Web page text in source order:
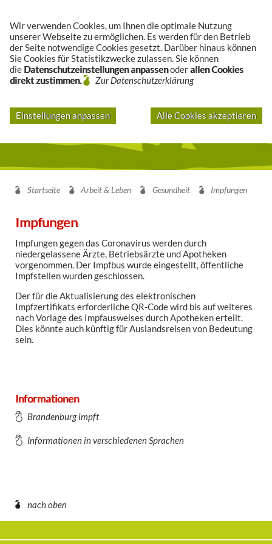
Wir verwenden Cookies, um Ihnen die optimale Nutzung
unserer Webseite zu ermöglichen. Es werden für den Betrieb
der Seite notwendige Cookies gesetzt. Darüber hinaus können
Sie Cookies für Statistikzwecke zulassen. Sie können
die Datenschutzeinstellungen anpassenoderallen Cookies
direkt zustimmen.
Zur Datenschutzerklärung
Einstellungen anpassen Alle Cookies akzeptieren
Startseite Arbeit & Leben Gesundheit Impfungen
Impfungen
Impfungen gegen das Coronavirus werden durch
niedergelassene Ärzte, Betriebsärzte und Apotheken
vorgenommen. Der Impfbus wurde eingestellt, öffentliche
Impfstellen wurden geschlossen.
Der für die Aktualisierung des elektronischen
Impfzertifikats erforderliche QR-Code wird bis auf weiteres
nach Vorlage des Impfausweises durch Apotheken erteilt.
Dies könnte auch künftig für Auslandsreisen von Bedeutung
sein.
Informationen
Brandenburg impft
Informationen in verschiedenen Sprachen
nach oben